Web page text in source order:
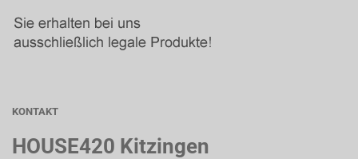
KONTAKT
HOUSE420 Kitzingen